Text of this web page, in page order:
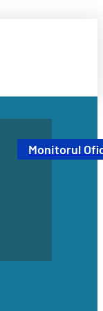
Monitorul